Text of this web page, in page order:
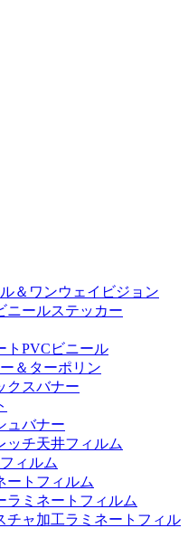
＆ワンウェイビジョン
ニールステッカー
トPVCビニール
＆ターポリン
クスバナー
ュバナー
ッチ天井フィルム
ィルム
ートフィルム
ラミネートフィルム
チャ加工ラミネートフィル